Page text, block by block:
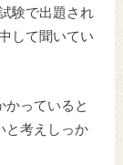
験で出題され
して聞いてい
かっていると
と考えしっか